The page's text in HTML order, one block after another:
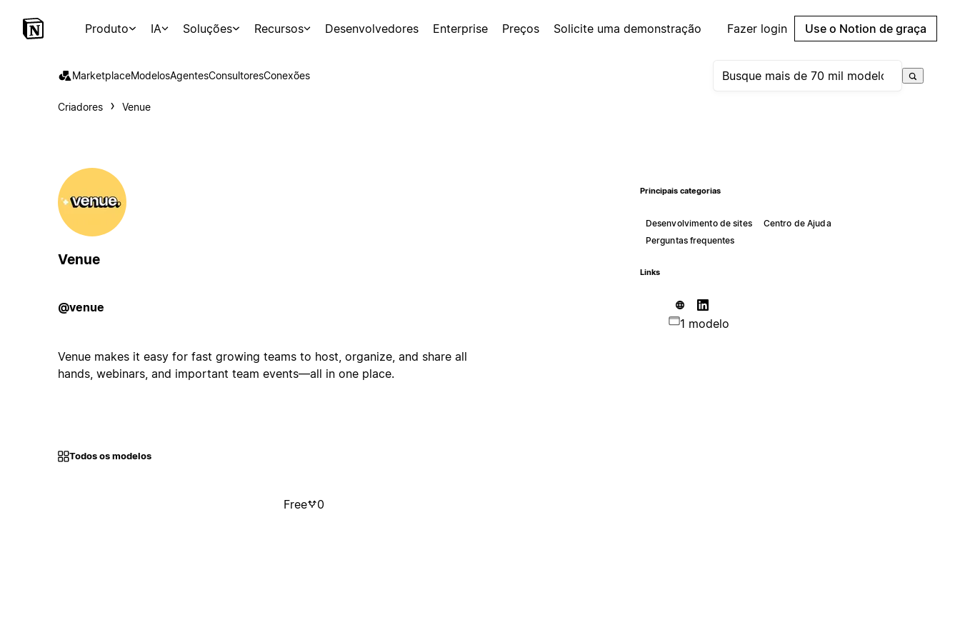
Produto IA Soluções Recursos Desenvolvedores Enterprise Preços Solicite uma demonstração Fazer login Use o Notion de graça
MarketplaceModelosAgentesConsultoresConexões
Criadores Venue
Venue
@venue
Venue makes it easy for fast growing teams to host, organize, and share all
hands, webinars, and important team events—all in one place.
Principais categorias
Desenvolvimento de sites
Centro de Ajuda
Perguntas frequentes
Links
1 modelo
Todos os modelos
Free 0